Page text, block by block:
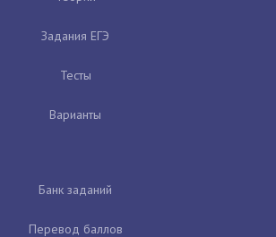
Задания ЕГЭ
Тесты
Варианты
Банк заданий
Перевод баллов